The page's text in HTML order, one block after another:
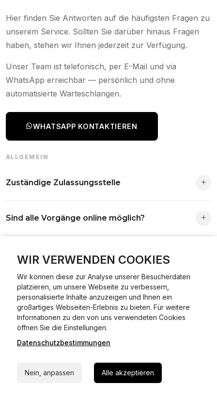
WIR VERWENDEN COOKIES
Wir können diese zur Analyse unserer Besucherdaten
platzieren, um unsere Webseite zu verbessern,
personalisierte Inhalte anzuzeigen und Ihnen ein
großartiges Webseiten-Erlebnis zu bieten. Für weitere
Informationen zu den von uns verwendeten Cookies
öffnen Sie die Einstellungen.
Datenschutzbestimmungen
Nein, anpassen Alle akzeptieren
Hier finden Sie Antworten auf die häufigsten Fragen zu
unserem Service. Sollten Sie darüber hinaus Fragen
haben, stehen wir Ihnen jederzeit zur Verfügung.
Unser Team ist telefonisch, per E-Mail und via
WhatsApp erreichbar — persönlich und ohne
automatisierte Warteschlangen.
WHATSAPP KONTAKTIEREN
ALLGEMEIN
Zuständige Zulassungsstelle
Antrag wird automatisch an die richtige Stelle weitergeleitet.
Sind alle Vorgänge online möglich?
Abmeldungen für Fahrzeuge mit Erstzulassung vor dem
Was ist Online Kfz-Zulassung?
Ein Internetverfahren, mit dem du Fahrzeuge anmelden,
ummelden oder abmelden kannst – inklusive Dateneingabe,
Dokumentprüfung und Bezahlung.
Welche Vorteile gibt es?
Zeitersparnis, flexible Durchführung, kein Besuch der
Behörde notwendig.
Welche Unterlagen werden benötigt?
Fahrzeugbrief, Fahrzeugschein, Ausweis oder Reisepass,
Versicherungsnachweis, falls erforderlich TÜV-Bericht.
Die Prozesse laufen über gesicherte Verbindungen mit